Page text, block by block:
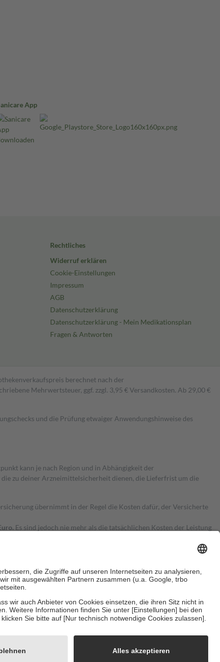
App
Rechtliches
Widerruf erklären
Cookie-Einstellungen
Impressum
AGB
Datenschutzerklärung
Datenschutzerklärung - Mein Medikationsplan
Fragen & Antworten
berechnet nach der
Mehrwertsteuer, ggf. zzgl. 3,95 € Versandkosten. Ab 29,00 €
und die Prüfung etwaiger Anwendungshinweise des
kann je nach Region und in Abhängigkeit der
zu deiner Arzneimittelsicherheit dienen, die Lieferfrist um die
übernimmt in der Regel die Kosten dafür, der Versicherte
Es sind jedoch nie mehr als die tatsächlichen Kosten der Leistung
Zuzahlungen an bei: